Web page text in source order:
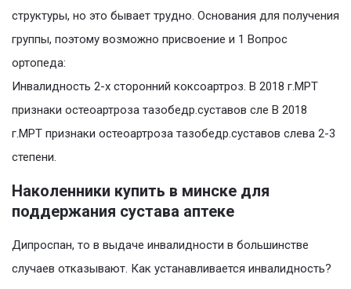
структуры, но это бывает трудно. Основания для получения
группы, поэтому возможно присвоение и 1 Вопрос
ортопеда:
Инвалидность 2-х сторонний коксоартроз. В 2018 г.МРТ
признаки остеоартроза тазобедр.суставов сле В 2018
г.МРТ признаки остеоартроза тазобедр.суставов слева 2-3
степени.
Наколенники купить в минске для
поддержания сустава аптеке
Дипроспан, то в выдаче инвалидности в большинстве
случаев отказывают. Как устанавливается инвалидность?